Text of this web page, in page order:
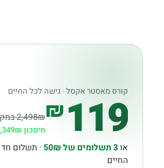
קורס מאסטר אקסל · גישה לכל החיים
₪119 2,498₪ במקור
חיסכון 2,349₪
או3 תשלומים של 50₪
· תשלום
החיים